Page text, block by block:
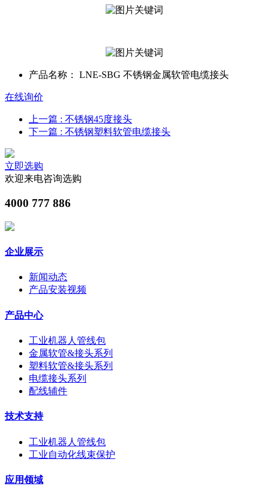
产品名称： LNE-SBG 不锈钢金属软管电缆接头
在线询价
上一篇 : 不锈钢45度接头
下一篇 : 不锈钢塑料软管电缆接头
立即选购
欢迎来电咨询选购
4000 777 886
企业展示
新闻动态
产品安装视频
产品中心
工业机器人管线包
金属软管&接头系列
塑料软管&接头系列
电缆接头系列
配线辅件
技术支持
工业机器人管线包
工业自动化线束保护
应用领域